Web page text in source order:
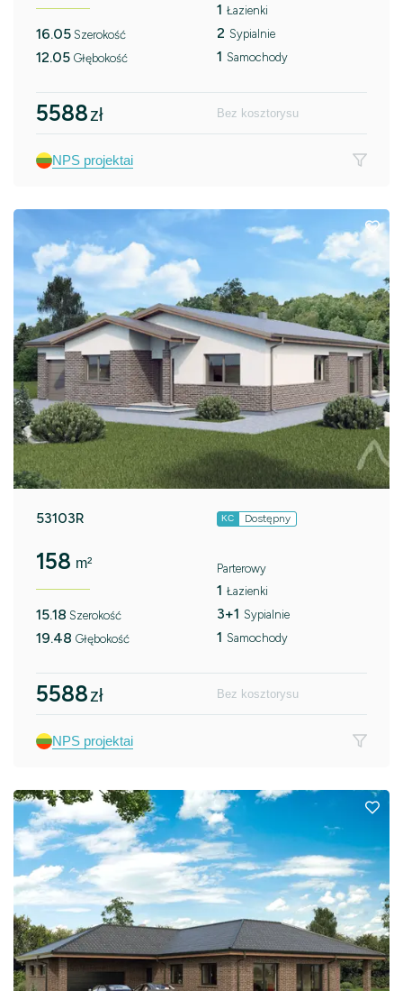
16.05 Szerokość
12.05 Głębokość
1 Łazienki
2 Sypialnie
1 Samochody
5588zł Bez kosztorysu
NPS projektai
53103R KC Dostępny
158 m²
15.18 Szerokość
19.48 Głębokość
Parterowy
1 Łazienki
3+1 Sypialnie
1 Samochody
5588zł Bez kosztorysu
NPS projektai